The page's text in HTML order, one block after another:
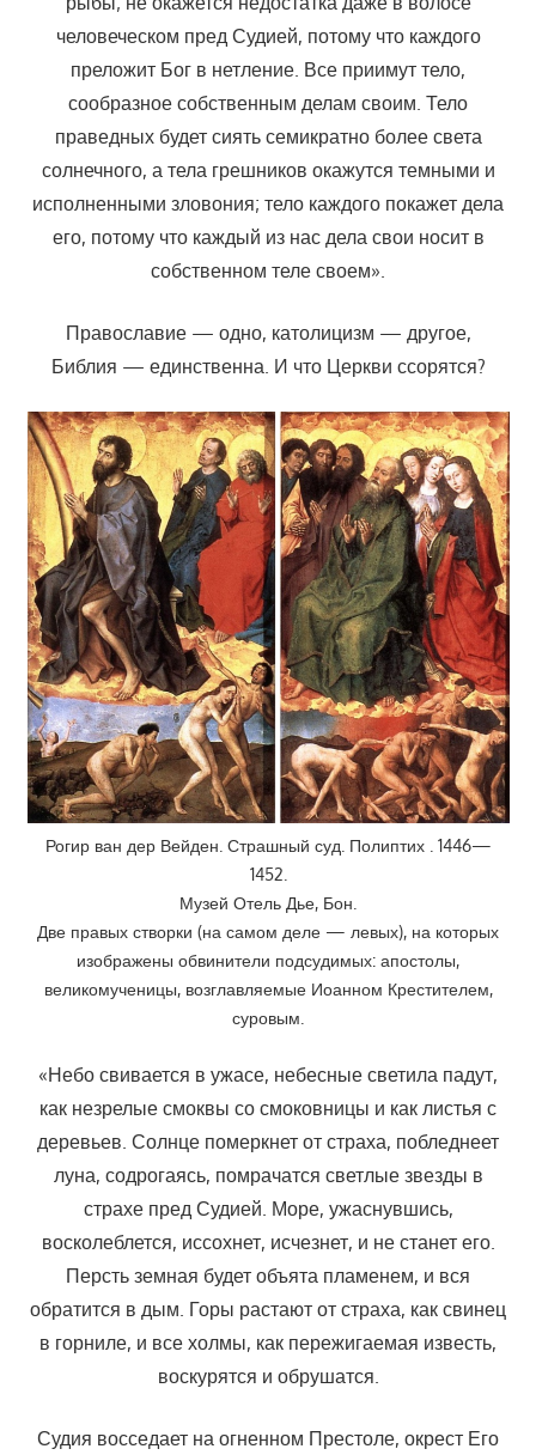
человеческом пред Судией, потому что каждого
преложит Бог в нетление. Все приимут тело,
сообразное собственным делам своим. Тело
праведных будет сиять семикратно более света
солнечного, а тела грешников окажутся темными и
исполненными зловония; тело каждого покажет дела
его, потому что каждый из нас дела свои носит в
собственном теле своем».
Православие — одно, католицизм — другое,
Библия — единственна. И что Церкви ссорятся?
Рогир ван дер Вейден. Страшный суд. Полиптих . 1446—
1452.
Музей Отель Дье, Бон.
Две правых створки (на самом деле — левых), на которых
изображены обвинители подсудимых: апостолы,
великомученицы, возглавляемые Иоанном Крестителем,
суровым.
«Небо свивается в ужасе, небесные светила падут,
как незрелые смоквы со смоковницы и как листья с
деревьев. Солнце померкнет от страха, побледнеет
луна, содрогаясь, помрачатся светлые звезды в
страхе пред Судией. Море, ужаснувшись,
восколеблется, иссохнет, исчезнет, и не станет его.
Персть земная будет объята пламенем, и вся
обратится в дым. Горы растают от страха, как свинец
в горниле, и все холмы, как пережигаемая известь,
воскурятся и обрушатся.
Судия восседает на огненном Престоле, окрест Его